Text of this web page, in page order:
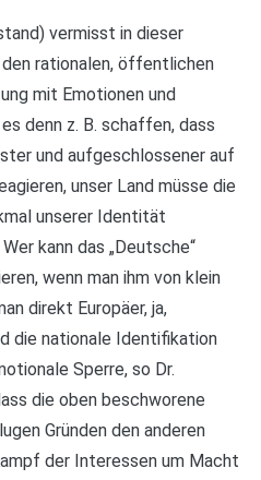
vermisst in dieser
rationalen, öffentlichen
mit Emotionen und
denn z. B. schaffen, dass
und aufgeschlossener auf
unser Land müsse die
unserer Identität
kann das „Deutsche“
wenn man ihm von klein
direkt Europäer, ja,
die nationale Identifikation
Sperre, so Dr.
die oben beschworene
Gründen den anderen
der Interessen um Macht